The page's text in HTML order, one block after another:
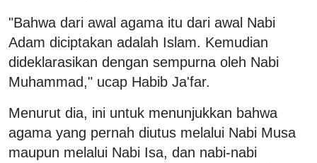
"Bahwa dari awal agama itu dari awal Nabi
Adam diciptakan adalah Islam. Kemudian
dideklarasikan dengan sempurna oleh Nabi
Muhammad," ucap Habib Ja'far.
Menurut dia, ini untuk menunjukkan bahwa
agama yang pernah diutus melalui Nabi Musa
maupun melalui Nabi Isa, dan nabi-nabi